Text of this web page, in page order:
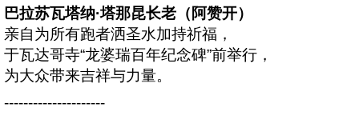
巴拉苏瓦塔纳·塔那昆长老（阿赞开）
亲自为所有跑者洒圣水加持祈福，
于瓦达哥寺“龙婆瑞百年纪念碑”前举行，
为大众带来吉祥与力量。
---------------------